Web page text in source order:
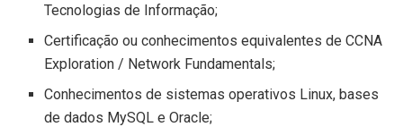
Tecnologias de Informação;
Certificação ou conhecimentos equivalentes de CCNA
Exploration / Network Fundamentals;
Conhecimentos de sistemas operativos Linux, bases
de dados MySQL e Oracle;